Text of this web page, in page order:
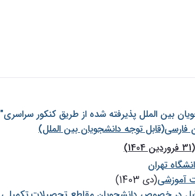
بين الملل پذيرفته شده از طريق كنكور سراسری"
توجه دانشجویان بین الملل)
تهران
آموزشی(دی 1403)